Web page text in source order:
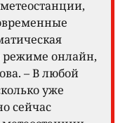
режиме онлайн,
– В любой
уже
сейчас